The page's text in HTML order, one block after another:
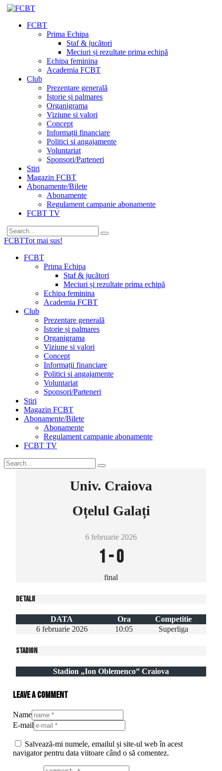
FCBT
Prima Echipa
Staf & jucători
Meciuri și rezultate prima echipă
Echipa feminina
Academia FCBT
Club
Prezentare generală
Istorie și palmares
Organigrama
Viziune si valori
Concept
Informații financiare
Politici si angajamente
Voluntariat
Sponsori/Parteneri
Stiri
Magazin FCBT
Abonamente/Bilete
Abonamente
Regulament campanie abonamente
FCBT TV
FCBTTot mai sus!
FCBT
Prima Echipa
Staf & jucători
Meciuri și rezultate prima echipă
Echipa feminina
Academia FCBT
Club
Prezentare generală
Istorie și palmares
Organigrama
Viziune si valori
Concept
Informații financiare
Politici si angajamente
Voluntariat
Sponsori/Parteneri
Stiri
Magazin FCBT
Abonamente/Bilete
Abonamente
Regulament campanie abonamente
FCBT TV
Univ. Craiova
Oțelul Galați
6 februarie 2026
1-0
final
Detalii
DATA Ora
Competitie
6 februarie 2026
10:05 Superliga
Stadion
Stadion „Ion Oblemenco” Craiova
Leave a comment
Name
E-mail
Salvează-mi numele, emailul și site-ul web în acest
navigator pentru data viitoare când o să comentez.